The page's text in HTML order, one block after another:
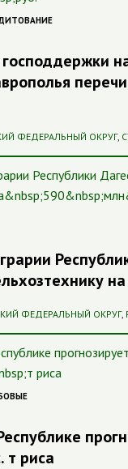
ФЕДЕРАЛЬНЫЙ ОКРУГ,
ФЕДЕРАЛЬНЫЙ ОКРУГ,
т риса